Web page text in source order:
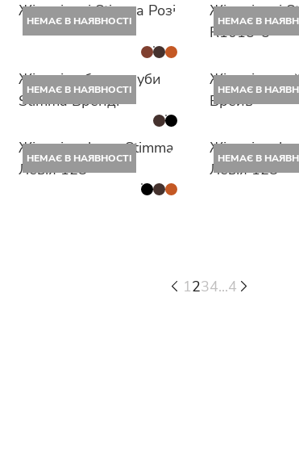
НЕМАЄ В НАЯВНОСТІ
Жіночі уггі Stimma Розі
НЕМАЄ В
Жіночі уггі
R1015-5
НЕМАЄ В НАЯВНОСТІ
Жіночі чоботи-труби
Stimma Бренді
НЕМАЄ В
Жіночі
Брейв
НЕМАЄ В НАЯВНОСТІ
Жіночі лофери Stimma
Левія 128
НЕМАЄ В
Жіночі
Левія 128
1234...4